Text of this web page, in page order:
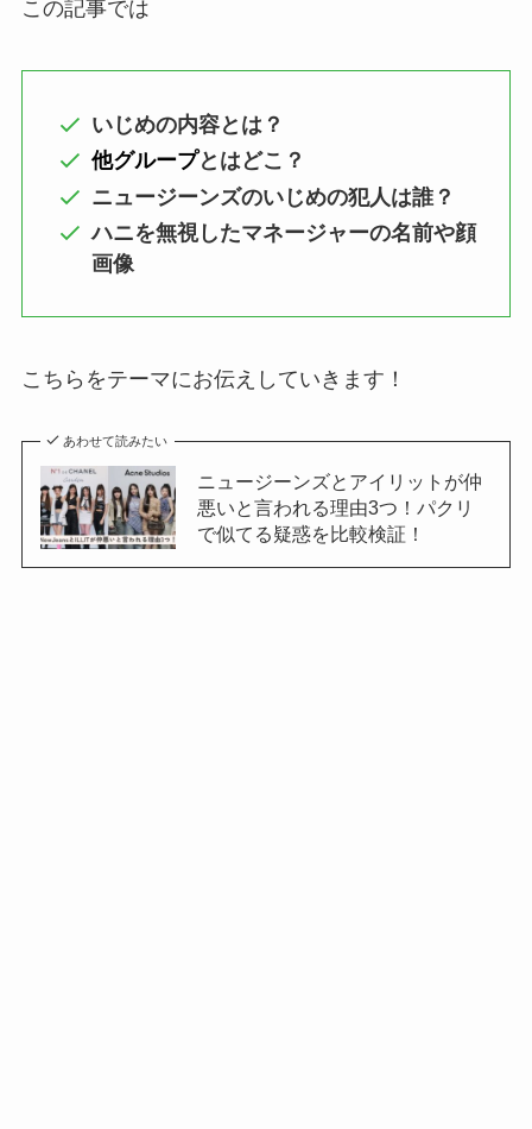
この記事では
いじめの内容とは？
他グループとはどこ？
ニュージーンズのいじめの犯人は誰？
ハニを無視したマネージャーの名前や顔
画像
こちらをテーマにお伝えしていきます！
あわせて読みたい
ニュージーンズとアイリットが仲
悪いと言われる理由3つ！パクリ
で似てる疑惑を比較検証！